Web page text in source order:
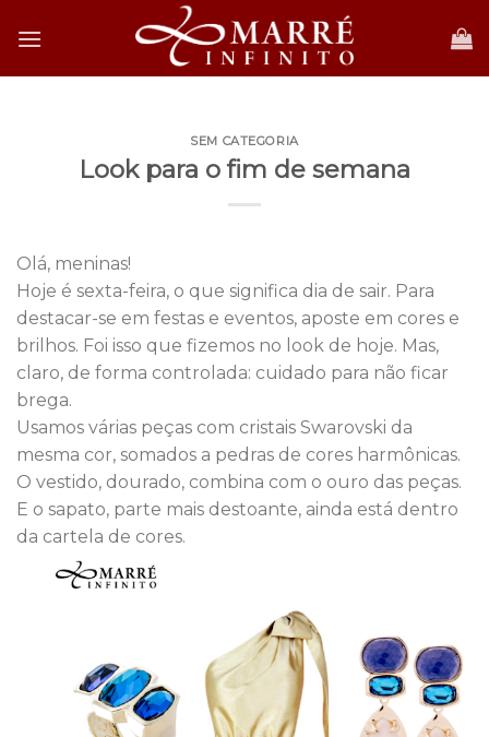
SEM CATEGORIA
Look para o fim de semana
Olá, meninas!
Hoje é sexta-feira, o que significa dia de sair. Para
destacar-se em festas e eventos, aposte em cores e
brilhos. Foi isso que fizemos no look de hoje. Mas,
claro, de forma controlada: cuidado para não ficar
brega.
Usamos várias peças com cristais Swarovski da
mesma cor, somados a pedras de cores harmônicas.
O vestido, dourado, combina com o ouro das peças.
E o sapato, parte mais destoante, ainda está dentro
da cartela de cores.